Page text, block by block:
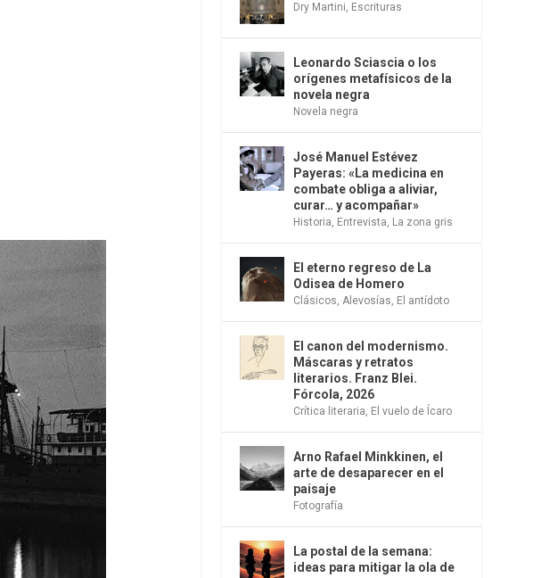
Dry Martini, Escrituras
Leonardo Sciascia o los
orígenes metafísicos de la
novela negra
Novela negra
José Manuel Estévez
Payeras: «La medicina en
combate obliga a aliviar,
curar… y acompañar»
Historia, Entrevista, La zona gris
El eterno regreso de La
Odisea de Homero
Clásicos,Alevosías, El antídoto
El canon del modernismo.
Máscaras y retratos
literarios. Franz Blei.
Fórcola, 2026
Crítica literaria, El vuelo de Ícaro
Arno Rafael Minkkinen, el
arte de desaparecer en el
paisaje
Fotografía
La postal de la semana:
ideas para mitigar la ola de